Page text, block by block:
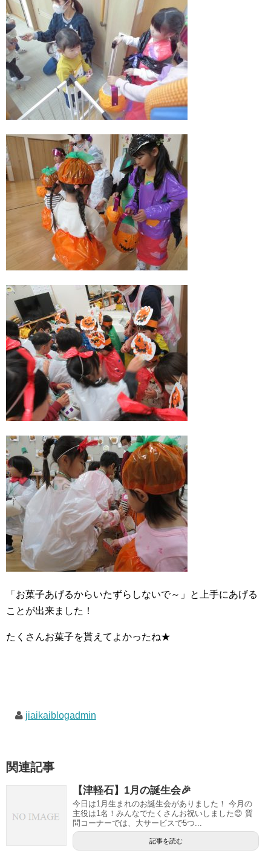
「お菓子あげるからいたずらしないで～」と上手にあげる
ことが出来ました！
たくさんお菓子を貰えてよかったね★
jiaikaiblogadmin
関連記事
【津軽石】1月の誕生会🎉
今日は1月生まれのお誕生会がありました！ 今月の
主役は1名！みんなでたくさんお祝いしました😊 質
問コーナーでは、大サービスで5つ...
記事を読む